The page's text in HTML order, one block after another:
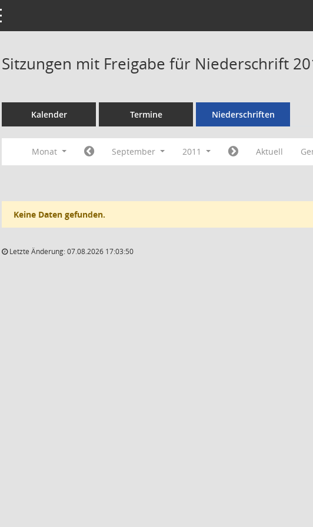
navigation
Sitzungen mit Freigabe für Niederschrift
Kalender Termine Niederschriften
Monat September 2011 Aktuell
Keine Daten gefunden.
Letzte Änderung: 07.08.2026 17:03:50